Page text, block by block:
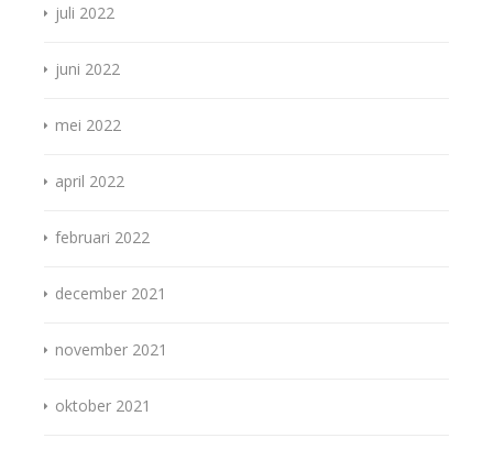
juli 2022
juni 2022
mei 2022
april 2022
februari 2022
december 2021
november 2021
oktober 2021